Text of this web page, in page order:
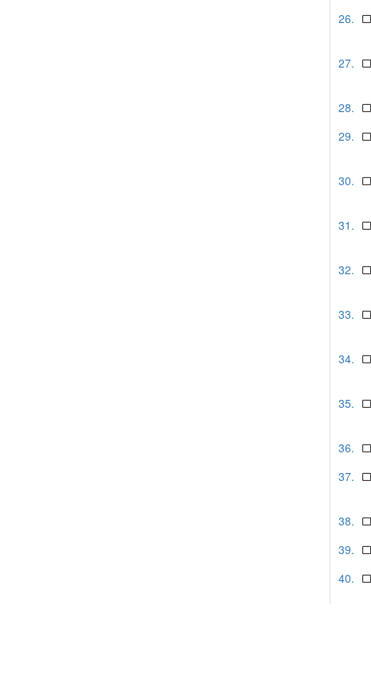
26.
27.
28.
29.
30.
31.
32.
33.
34.
35.
36.
37.
38.
39.
40.